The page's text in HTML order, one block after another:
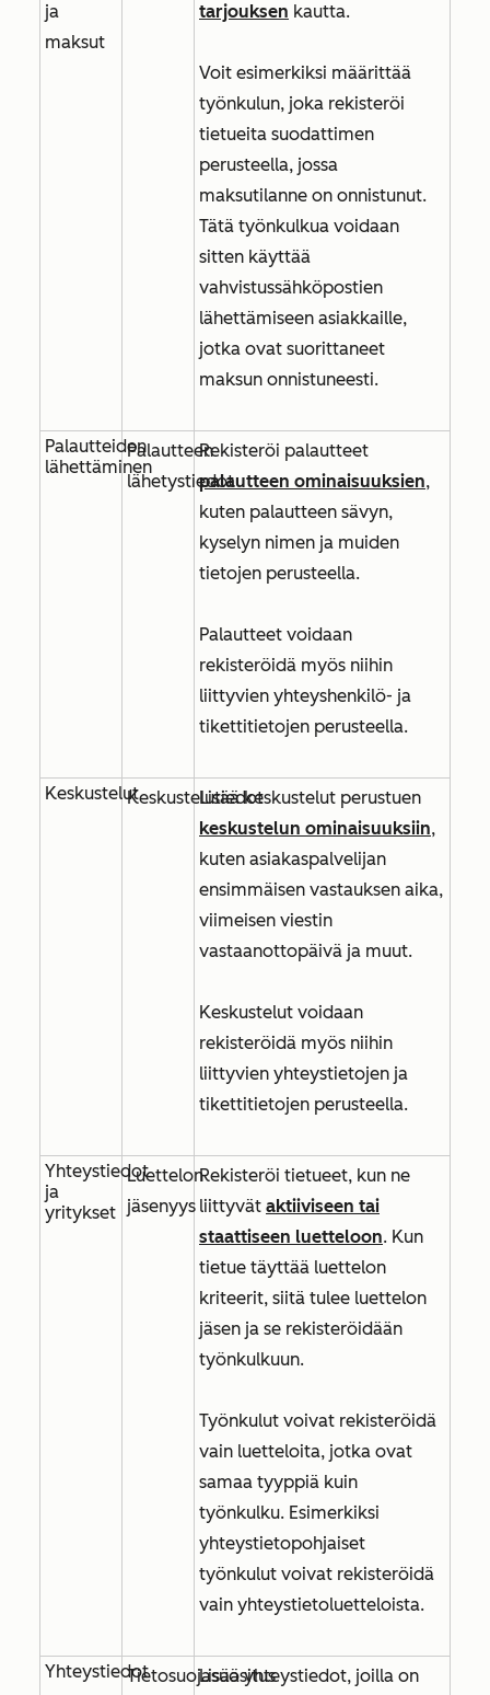
ja
maksut
tarjouksen kautta.
Voit esimerkiksi määrittää
työnkulun, joka rekisteröi
tietueita suodattimen
perusteella, jossa
maksutilanne on onnistunut.
Tätä työnkulkua voidaan
sitten käyttää
vahvistussähköpostien
lähettämiseen asiakkaille,
jotka ovat suorittaneet
maksun onnistuneesti.
Palautteiden
lähettäminen
Palautteen
lähetystiedot
Rekisteröi palautteet
palautteen ominaisuuksien,
kuten palautteen sävyn,
kyselyn nimen ja muiden
tietojen perusteella.
Palautteet voidaan
rekisteröidä myös niihin
liittyvien yhteyshenkilö- ja
tikettitietojen perusteella.
KeskustelutKeskustelutiedotLisää keskustelut perustuen
keskustelun ominaisuuksiin,
kuten asiakaspalvelijan
ensimmäisen vastauksen aika,
viimeisen viestin
vastaanottopäivä ja muut.
Keskustelut voidaan
rekisteröidä myös niihin
liittyvien yhteystietojen ja
tikettitietojen perusteella.
Yhteystiedot
ja
yritykset
Luettelon
jäsenyys
Rekisteröi tietueet, kun ne
liittyvät aktiiviseen tai
staattiseen luetteloon. Kun
tietue täyttää luettelon
kriteerit, siitä tulee luettelon
jäsen ja se rekisteröidään
työnkulkuun.
Työnkulut voivat rekisteröidä
vain luetteloita, jotka ovat
samaa tyyppiä kuin
työnkulku. Esimerkiksi
yhteystietopohjaiset
työnkulut voivat rekisteröidä
vain yhteystietoluetteloista.
YhteystiedotTietosuojasuositusLisää yhteystiedot, joilla on